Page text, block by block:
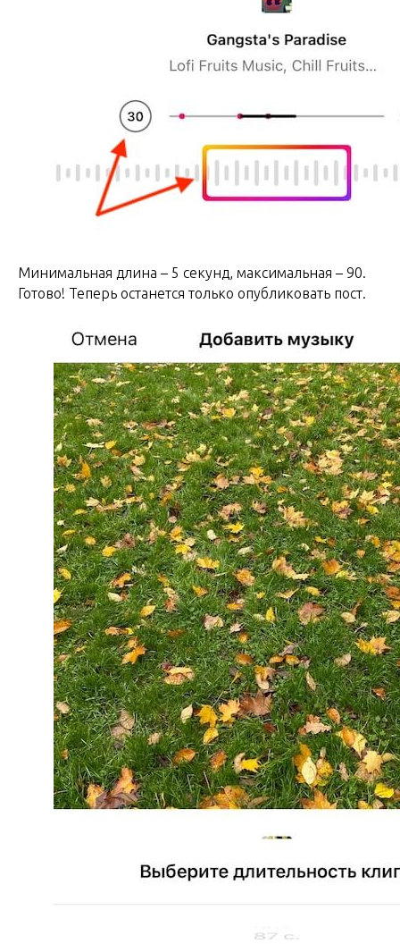
Минимальная длина – 5 секунд, максимальная – 90.
Готово! Теперь останется только опубликовать пост.